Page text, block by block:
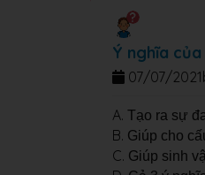
Ý nghĩa
07/07/2021
A. Tạo ra sự
B. Giúp cho
C. Giúp sinh